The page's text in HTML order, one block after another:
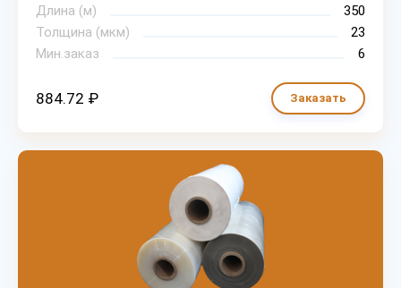
Длина (м)
350
Толщина (мкм)
23
Мин.заказ
6
884.72 ₽ Заказать